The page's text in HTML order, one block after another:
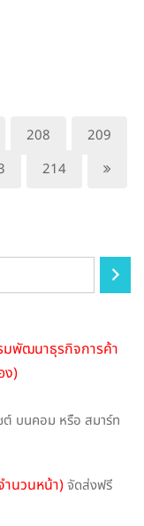
208
209
214
มพัฒนาธุรกิจการค้า
ง)
ต์ บนคอม หรือ สมาร์ท
ำนวนหน้า)จัดส่งฟรี